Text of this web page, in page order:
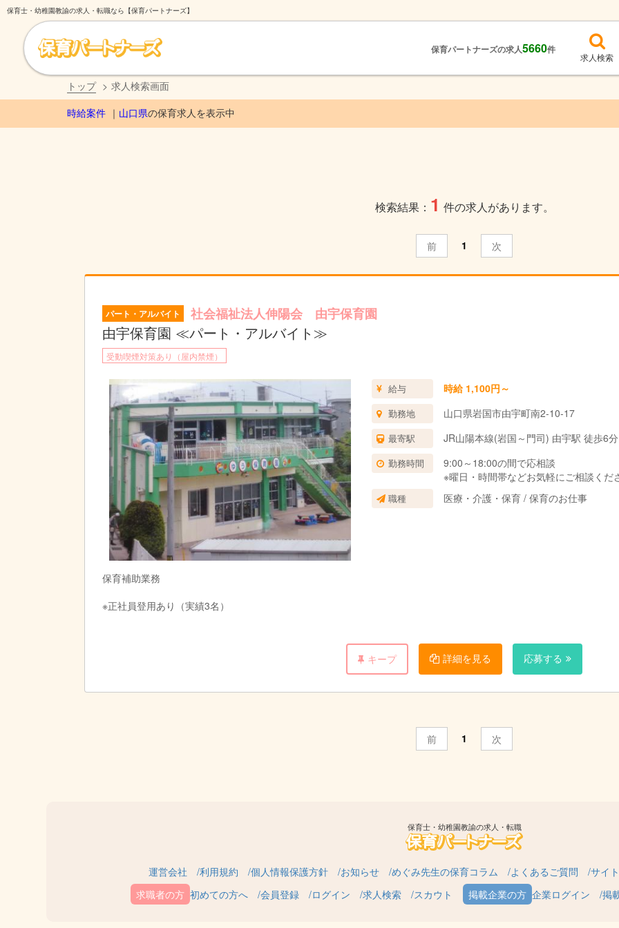
保育士・幼稚園教諭の求人・転職なら【保育パートナーズ】
保育パートナーズの求人5660件
求人検索
トップ 求人検索画面
時給案件 山口県の保育求人を表示中
検索結果： 1 件の求人があります。
前 1 次
パート・アルバイト 社会福祉法人伸陽会 由宇保育園
由宇保育園 ≪パート・アルバイト≫
受動喫煙対策あり（屋内禁煙）
給与 時給 1,100円～
勤務地 山口県岩国市由宇町南2-10-17
最寄駅 JR山陽本線(岩国～門司) 由宇駅 徒歩6分
勤務時間
9:00～18:00の間で応相談
※曜日・時間帯などお気軽にご相談くだ
職種 医療・介護・保育 / 保育のお仕事
保育補助業務
※正社員登用あり（実績3名）
キープ 詳細を見る 応募する
前 1 次
保育士・幼稚園教諭の求人・転職
運営会社 利用規約 個人情報保護方針 お知らせ めぐみ先生の保育コラム よくあるご質問
サイ
初めての方へ
会員登録 ログイン 求人検索 スカウト 企業ログイン 掲